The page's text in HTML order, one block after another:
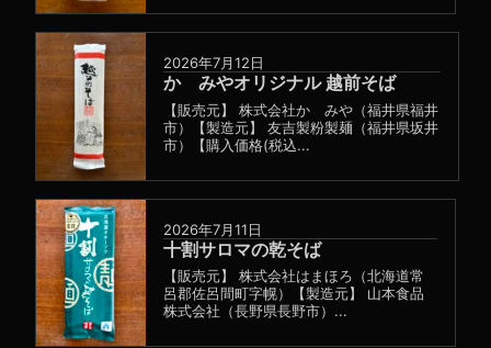
2026年7月12日
かゞみやオリジナル 越前そば
【販売元】 株式会社かゞみや（福井県福井
市）【製造元】 友吉製粉製麺（福井県坂井
市）【購入価格(税込...
2026年7月11日
十割サロマの乾そば
【販売元】 株式会社はまほろ（北海道常
呂郡佐呂間町字幌）【製造元】 山本食品
株式会社（長野県長野市）...